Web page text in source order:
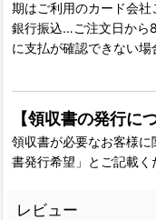
期はご利用のカード会社
銀行振込…ご注文日から
に支払が確認できない
【領収書の発行に
領収書が必要なお客様
書発行希望」とご記載く
レビュー